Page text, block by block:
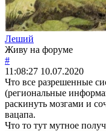
Леший
Живу на форуме
#
11:08:27 10.07.2020
Что все разрешенные
(региональные
раскинуть мозгами и
вацапа.
Что то тут мутное